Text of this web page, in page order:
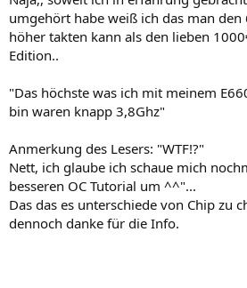
umgehört habe weiß ich das man
höher takten kann als den lieben
Edition..
"Das höchste was ich mit meinem
bin waren knapp 3,8Ghz"
Anmerkung des Lesers: "WTF!?"
Nett, ich glaube ich schaue mich
besseren OC Tutorial um ^^"...
Das das es unterschiede von Chip zu
dennoch danke für die Info.